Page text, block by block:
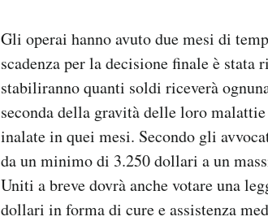
Gli operai hanno avuto due mesi di
scadenza per la decisione finale è
stabiliranno quanti soldi riceverà
seconda della gravità delle loro
inalate in quei mesi. Secondo gli
da un minimo di 3.250 dollari a un
Uniti a breve dovrà anche votare una
dollari in forma di cure e assistenza